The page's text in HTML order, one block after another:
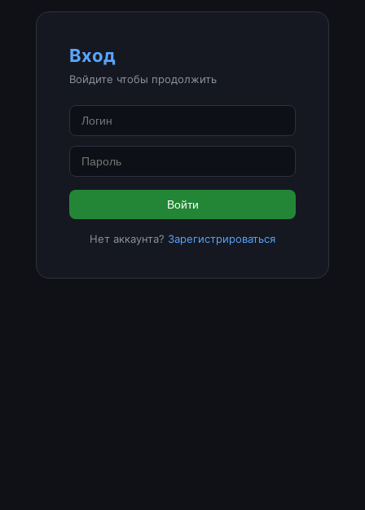
Вход
Войдите чтобы продолжить
Войти
Нет аккаунта? Зарегистрироваться